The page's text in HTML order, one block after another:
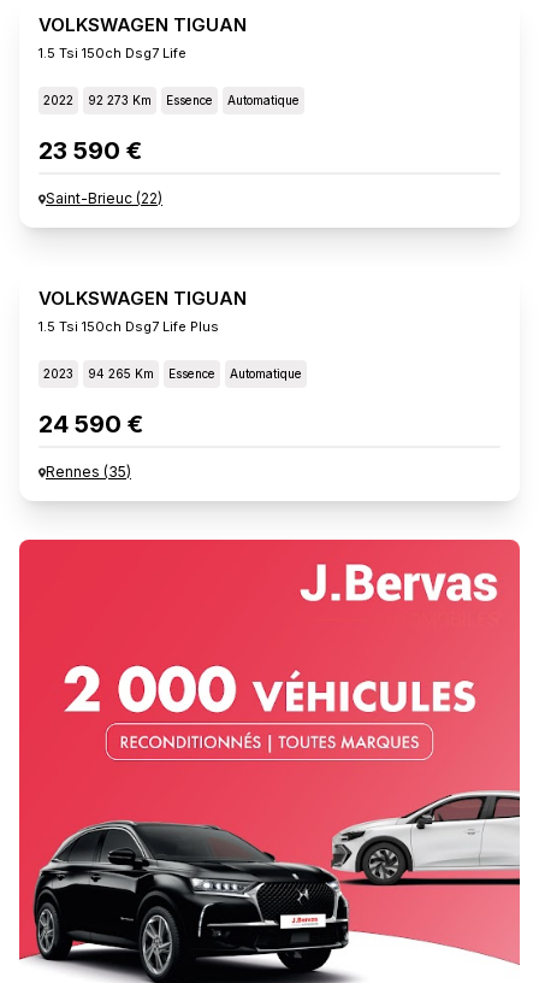
VOLKSWAGEN TIGUAN
1.5 Tsi 150ch Dsg7 Life
2022 92 273 Km Essence Automatique
23 590 €
Saint-Brieuc (22)
VOLKSWAGEN TIGUAN
1.5 Tsi 150ch Dsg7 Life Plus
2023 94 265 Km Essence Automatique
24 590 €
Rennes (35)